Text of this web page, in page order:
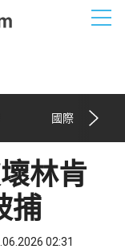
國際
林肯
捕
02:31